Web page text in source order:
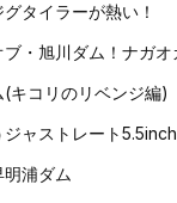
タイラーが熱い！
ブ・旭川ダム！ナガオ
キコリのリベンジ編)
ャストレート5.5inch
浦ダム